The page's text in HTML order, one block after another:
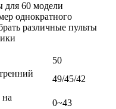
для 60 модели
однократного
различные пульты
50
49/45/42
на
0~43